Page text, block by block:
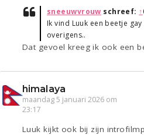
sneeuwvrouw schreef: ↑
Ik vind Luuk een beetje
overigens..
Dat gevoel kreeg ik ook een
himalaya
maandag 5 januari 2026 om
23:17
Luuk kijkt ook bij zijn